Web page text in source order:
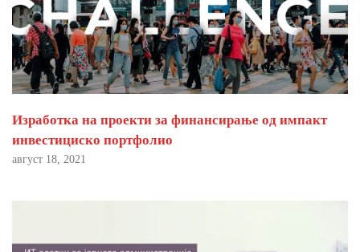
Изработка на проекти за финансирање од импакт
инвестициско портфолио
август 18, 2021